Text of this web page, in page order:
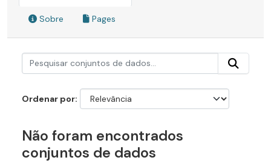
Sobre Pages
Ordenar por
Não foram encontrados
conjuntos de dados